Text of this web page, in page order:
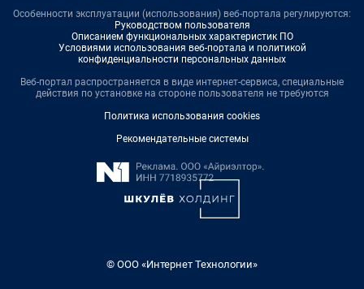
Особенности эксплуатации (использования) веб-портала регулируются:
Руководством пользователя
Описанием функциональных характеристик ПО
Условиями использования веб-портала и политикой
конфиденциальности персональных данных
Веб-портал распространяется в виде интернет-сервиса, специальные
действия по установке на стороне пользователя не требуются
Политика использования cookies
Рекомендательные системы
© ООО «Интернет Технологии»